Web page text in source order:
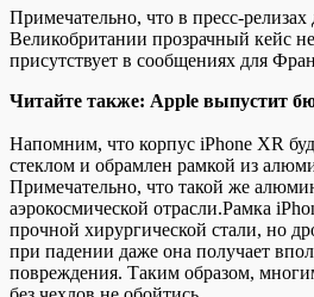
Примечательно, что в пресс-
Великобритании прозрачный кейс
присутствует в сообщениях для
Читайте также: Apple выпустит
Напомним, что корпус iPhone XR
стеклом и обрамлен рамкой из
Примечательно, что такой же
аэрокосмической отрасли.Рамка
прочной хирургической стали, но
при падении даже она получает
повреждения. Таким образом,